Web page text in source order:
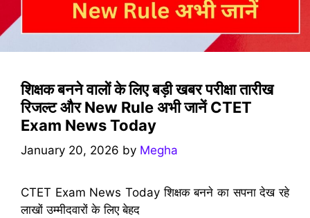
शिक्षक बनने वालों के लिए बड़ी खबर परीक्षा तारीख
रिजल्ट और New Rule अभी जानें CTET
Exam News Today
January 20, 2026 by Megha
CTET Exam News Today शिक्षक बनने का सपना देख रहे
लाखों उम्मीदवारों के लिए बेहद